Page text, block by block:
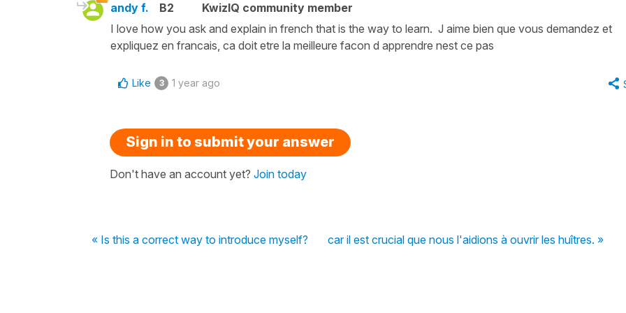
andy f. B2
KwizIQ community member
I love how you ask and explain in french that is the way to learn. J aime bien que vous demandez et
expliquez en francais, ca doit etre la meilleure facon d apprendre nest ce pas
Like 3 1 year ago
Sign in to submit your answer
Don't have an account yet? Join today
« Is this a correct way to introduce myself? car il est crucial que nous l'aidions à ouvrir les huîtres. »